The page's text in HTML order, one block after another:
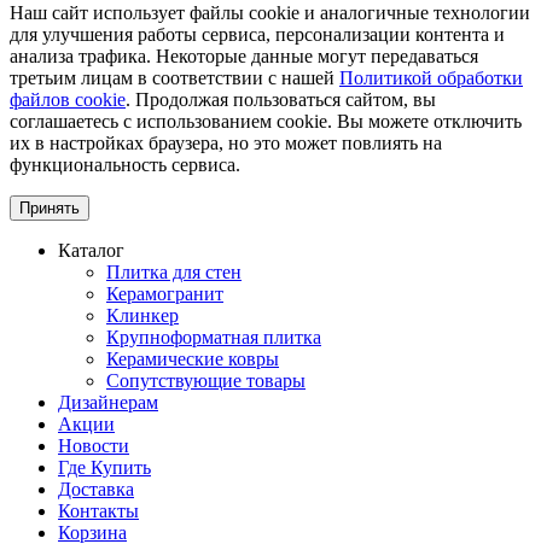
Наш сайт использует файлы cookie и аналогичные технологии
для улучшения работы сервиса, персонализации контента и
анализа трафика. Некоторые данные могут передаваться
третьим лицам в соответствии с нашей Политикой обработки
файлов cookie. Продолжая пользоваться сайтом, вы
соглашаетесь с использованием cookie. Вы можете отключить
их в настройках браузера, но это может повлиять на
функциональность сервиса.
Принять
Каталог
Плитка для стен
Керамогранит
Клинкер
Крупноформатная плитка
Керамические ковры
Сопутствующие товары
Дизайнерам
Акции
Новости
Где Купить
Доставка
Контакты
Корзина